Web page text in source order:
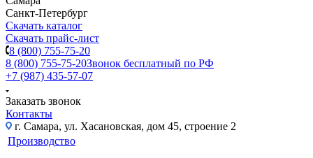
Санкт-Петербург
Скачать каталог
Скачать прайс-лист
8 (800) 755-75-20
8 (800) 755-75-20Звонок бесплатный по РФ
+7 (987) 435-57-07
Заказать звонок
Контакты
г. Самара, ул. Хасановская, дом 45, строение 2
Производство